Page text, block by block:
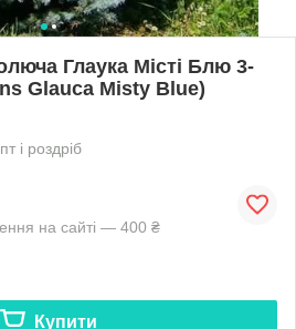
Глаука Місті Блю 3-
Glauca Misty Blue)
і роздріб
на сайті — 400 ₴
Купити